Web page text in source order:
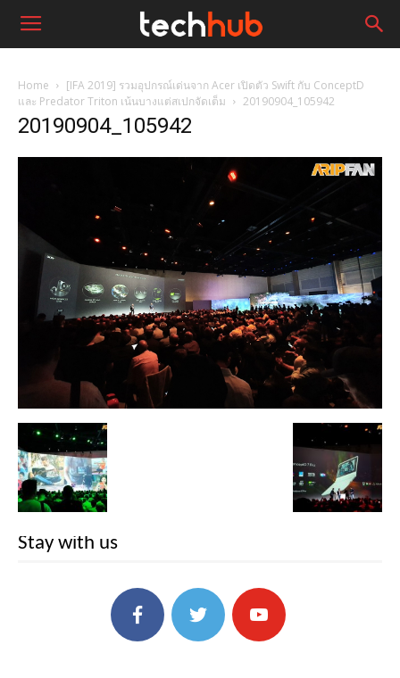
Home
[IFA 2019] รวมอุปกรณ์เด่นจาก Acer เปิดตัว Swift กับ ConceptD
และ Predator Triton เน้นบางแต่สเปกจัดเต็ม
20190904_105942
20190904_105942
Stay with us